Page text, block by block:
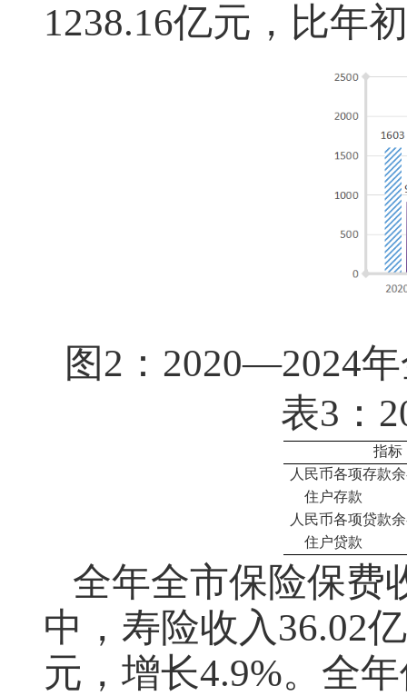
1238.16亿元，比年
图2：2020—2024
表3：
指标
人民币各项存款
住户存款
人民币各项贷款
住户贷款
全年全市保险保费
中，寿险收入36.02
元，增长4.9%。全